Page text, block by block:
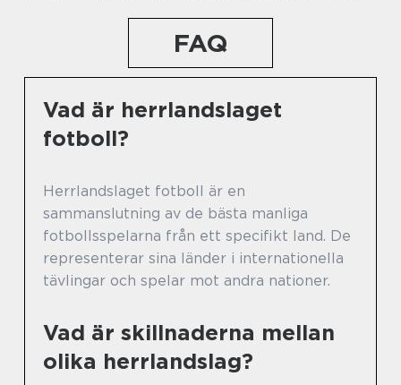
FAQ
Vad är herrlandslaget
fotboll?
Herrlandslaget fotboll är en
sammanslutning av de bästa manliga
fotbollsspelarna från ett specifikt land. De
representerar sina länder i internationella
tävlingar och spelar mot andra nationer.
Vad är skillnaderna mellan
olika herrlandslag?